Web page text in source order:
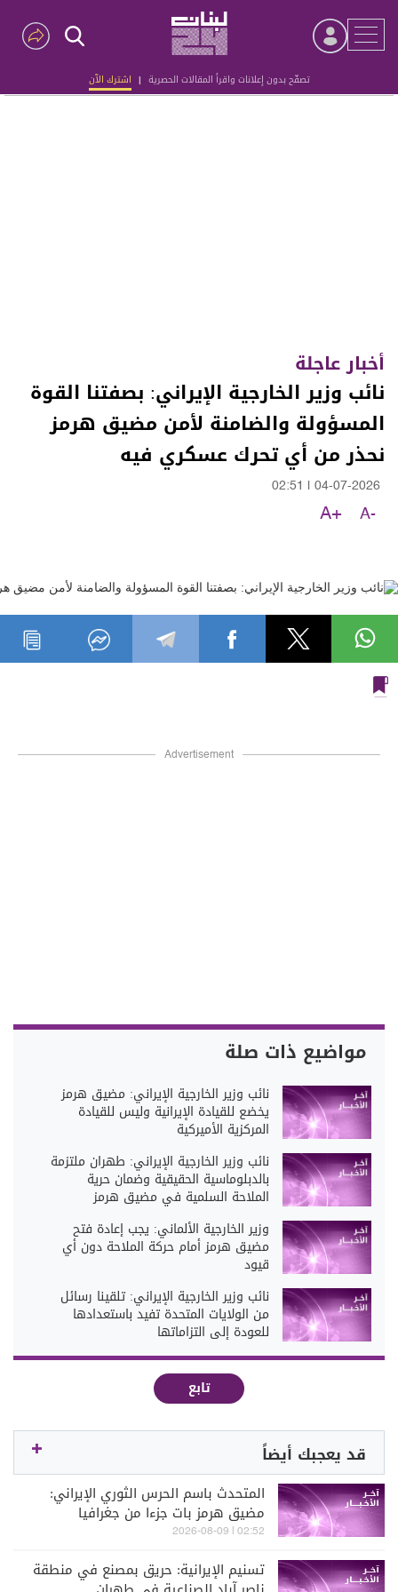
تصفّح بدون إعلانات واقرأ المقالات الحصرية | اشترك الآن
Advertisement
أخبار عاجلة
نائب وزير الخارجية الإيراني: بصفتنا القوة
المسؤولة والضامنة لأمن مضيق هرمز
نحذر من أي تحرك عسكري فيه
04-07-2026
02:51
A-
A+
Advertisement
مواضيع ذات صلة
نائب وزير الخارجية الإيراني: مضيق هرمز
يخضع للقيادة الإيرانية وليس للقيادة
المركزية الأميركية
نائب وزير الخارجية الإيراني: طهران ملتزمة
بالدبلوماسية الحقيقية وضمان حرية
الملاحة السلمية في مضيق هرمز
وزير الخارجية الألماني: يجب إعادة فتح
مضيق هرمز أمام حركة الملاحة دون أي
قيود
نائب وزير الخارجية الإيراني: تلقينا رسائل
من الولايات المتحدة تفيد باستعدادها
للعودة إلى التزاماتها
تابع
قد يعجبك أيضاً
المتحدث باسم الحرس الثوري الإيراني:
مضيق هرمز بات جزءا من جغرافيا
المواجهة بالنسبة لنا وليس مجرد ممر
02:52 | 2026-08-09
تسنيم الإيرانية: حريق بمصنع في منطقة